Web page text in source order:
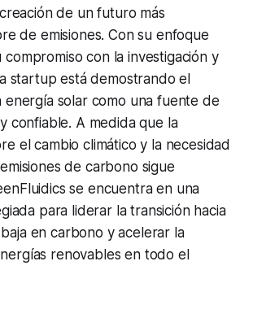
de un futuro más
de emisiones. Con su enfoque
compromiso con la investigación y
startup está demostrando el
energía solar como una fuente de
confiable. A medida que la
el cambio climático y la necesidad
de carbono sigue
se encuentra en una
para liderar la transición hacia
en carbono y acelerar la
renovables en todo el